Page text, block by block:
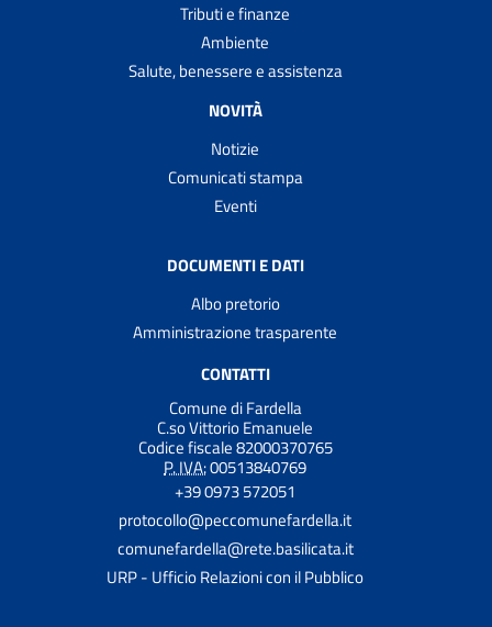
Tributi e finanze
Ambiente
Salute, benessere e assistenza
NOVITÀ
Notizie
Comunicati stampa
Eventi
DOCUMENTI E DATI
Albo pretorio
Amministrazione trasparente
CONTATTI
Comune di Fardella
C.so Vittorio Emanuele
Codice fiscale 82000370765
P. IVA:00513840769
+39 0973 572051
protocollo@peccomunefardella.it
comunefardella@rete.basilicata.it
URP - Ufficio Relazioni con il Pubblico